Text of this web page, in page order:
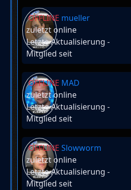
OFFLINE mueller
zuletzt online
Letzte Aktualisierung -
Mitglied seit
OFFLINE MAD
zuletzt online
Letzte Aktualisierung -
Mitglied seit
OFFLINE Slowworm
zuletzt online
Letzte Aktualisierung -
Mitglied seit